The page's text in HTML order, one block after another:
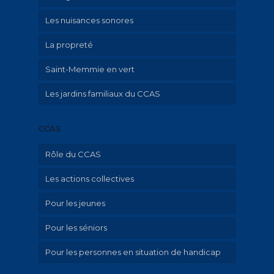
Les nuisances sonores
La propreté
Saint-Memmie en vert
Les jardins familiaux du CCAS
CCAS
Rôle du CCAS
Qu’est-ce que le CCAS?
Aide aux familles avec enfant mineur
Hébergement d’urgence et aide au
Les actions collectives
Pour les jeunes
Ville amie des enfants
Pour les séniors
Portage de repas à domicile
Pour les personnes en situation de handicap